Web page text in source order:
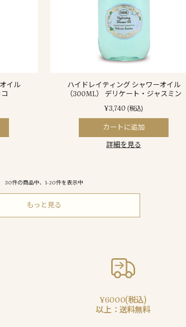
イル
ハイドレイティング シャワーオイル
（300ML） デリケート・ジャスミン
¥3,740 (税込)
カートに追加
詳細を見る
30件の商品中、1-20件を表示中
もっと見る
¥6000(税込)
以上：送料無料